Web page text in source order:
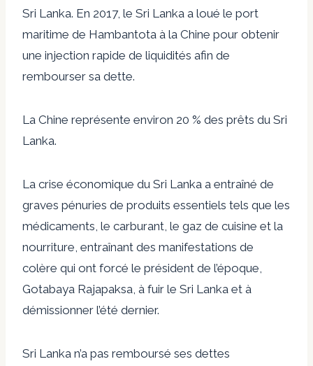
Sri Lanka. En 2017, le Sri Lanka a loué le port
maritime de Hambantota à la Chine pour obtenir
une injection rapide de liquidités afin de
rembourser sa dette.
La Chine représente environ 20 % des prêts du Sri
Lanka.
La crise économique du Sri Lanka a entraîné de
graves pénuries de produits essentiels tels que les
médicaments, le carburant, le gaz de cuisine et la
nourriture, entraînant des manifestations de
colère qui ont forcé le président de l’époque,
Gotabaya Rajapaksa, à fuir le Sri Lanka et à
démissionner l’été dernier.
Sri Lanka n’a pas remboursé ses dettes